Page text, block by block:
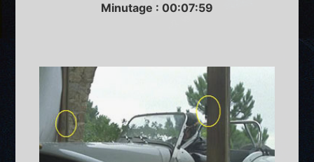
Minutage : 00:07:59